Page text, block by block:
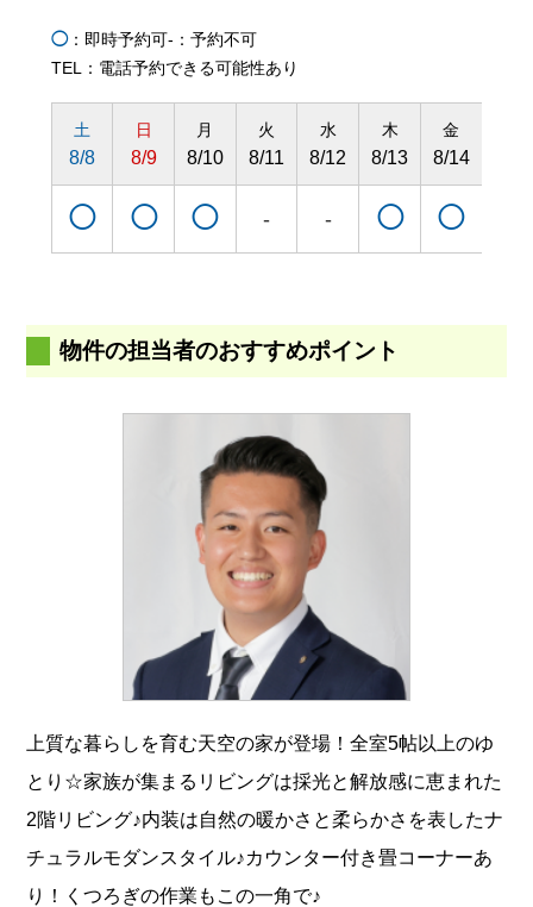
◯：即時予約可-：予約不可
TEL：電話予約できる可能性あり
土
8/8
◯
日
8/9
◯
月
8/10
◯
火
8/11
-
水
8/12
-
木
8/13
◯
金
8/14
◯
物件の担当者のおすすめポイント
上質な暮らしを育む天空の家が登場！全室5帖以上のゆ
とり☆家族が集まるリビングは採光と解放感に恵まれた
2階リビング♪内装は自然の暖かさと柔らかさを表したナ
チュラルモダンスタイル♪カウンター付き畳コーナーあ
り！くつろぎの作業もこの一角で♪